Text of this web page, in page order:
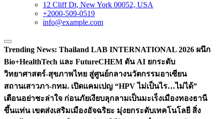
12 Cliff Dt, New York 00052, USA
+2000-509-0519
info@example.com
Trending News: Thailand LAB INTERNATIONAL 2026 ผนึก
Bio+HealthTech และ FutureCHEM ดัน AI ยกระดับ
วิทยาศาสตร์-สุขภาพไทย สู่ศูนย์กลางนวัตกรรมอาเซียน
สถานเสาวภา-กทม. เปิดแคมเปญ “HPV ไม่เป็นไร…ไม่ได้”
เตือนอย่าชะล่าใจ ก่อนภัยเงียบลุกลามเป็นมะเร็งเมืองทองธานี
ขึ้นแท่น เขตส่งเสริมเมืองอัจฉริยะ มุ่งยกระดับเทคโนโลยี สิ่ง